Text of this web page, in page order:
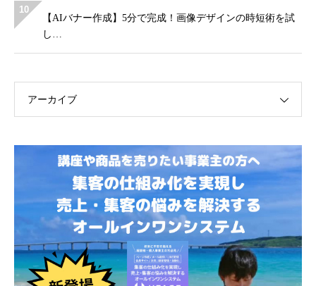
10
【AIバナー作成】5分で完成！画像デザインの時短術を試
し…
アーカイブ